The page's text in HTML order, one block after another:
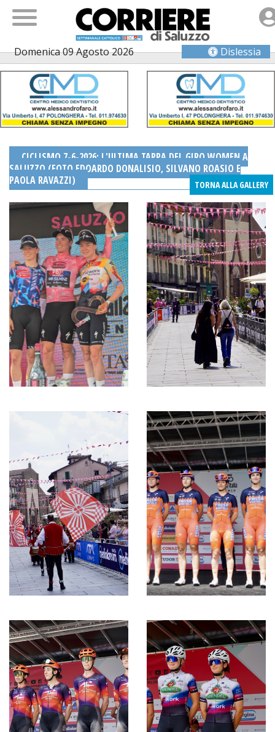
Domenica 09 Agosto 2026 Dislessia
CICLISMO 7-6-2026: L'ULTIMA TAPPA DEL GIRO WOMEN A
SALUZZO (FOTO EDOARDO DONALISIO, SILVANO ROASIO E
PAOLA RAVAZZI)
TORNA AGLI ALBUM
TORNA ALLA GALLERY